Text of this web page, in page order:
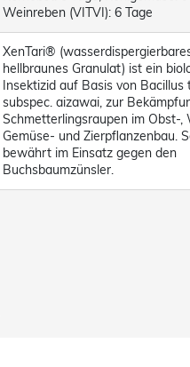
Weinreben (VITVI): 6 Tage
XenTari®
hellbraunes Granulat) ist ein
Insektizid auf Basis von Bacillus
subspec. aizawai, zur
Schmetterlingsraupen im Obst-,
Gemüse- und Zierpflanzenbau.
bewährt im Einsatz gegen den
Buchsbaumzünsler.